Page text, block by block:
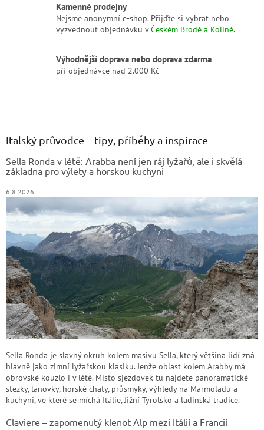
Kamenné prodejny
Nejsme anonymní e-shop. Přijďte si vybrat nebo
vyzvednout objednávku vČeském Brodě a Kolíně.
Výhodnější doprava nebo doprava zdarma
pří objednávce nad 2.000 Kč
Italský průvodce – tipy, příběhy a inspirace
Sella Ronda v létě: Arabba není jen ráj lyžařů, ale i skvělá
základna pro výlety a horskou kuchyni
6.8.2026
Sella Ronda je slavný okruh kolem masivu Sella, který většina lidí zná
hlavně jako zimní lyžařskou klasiku. Jenže oblast kolem Arabby má
obrovské kouzlo i v létě. Místo sjezdovek tu najdete panoramatické
stezky, lanovky, horské chaty, průsmyky, výhledy na Marmoladu a
kuchyni, ve které se míchá Itálie, Jižní Tyrolsko a ladinská tradice.
Claviere – zapomenutý klenot Alp mezi Itálií a Francií